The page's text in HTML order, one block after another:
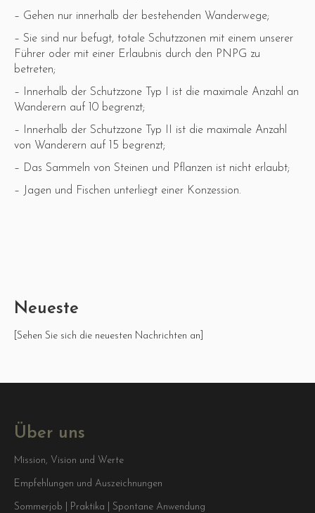
– Gehen nur innerhalb der bestehenden Wanderwege;
– Sie sind nur befugt, totale Schutzzonen mit einem unserer
Führer oder mit einer Erlaubnis durch den PNPG zu
betreten;
– Innerhalb der Schutzzone Typ I ist die maximale Anzahl an
Wanderern auf 10 begrenzt;
– Innerhalb der Schutzzone Typ II ist die maximale Anzahl
von Wanderern auf 15 begrenzt;
– Das Sammeln von Steinen und Pflanzen ist nicht erlaubt;
– Jagen und Fischen unterliegt einer Konzession.
Neueste
[Sehen Sie sich die neuesten Nachrichten an]
Über uns
Mission, Vision und Werte
Empfehlungen und Auszeichnungen
Sommerjob | Praktika | Spontane Anwendung